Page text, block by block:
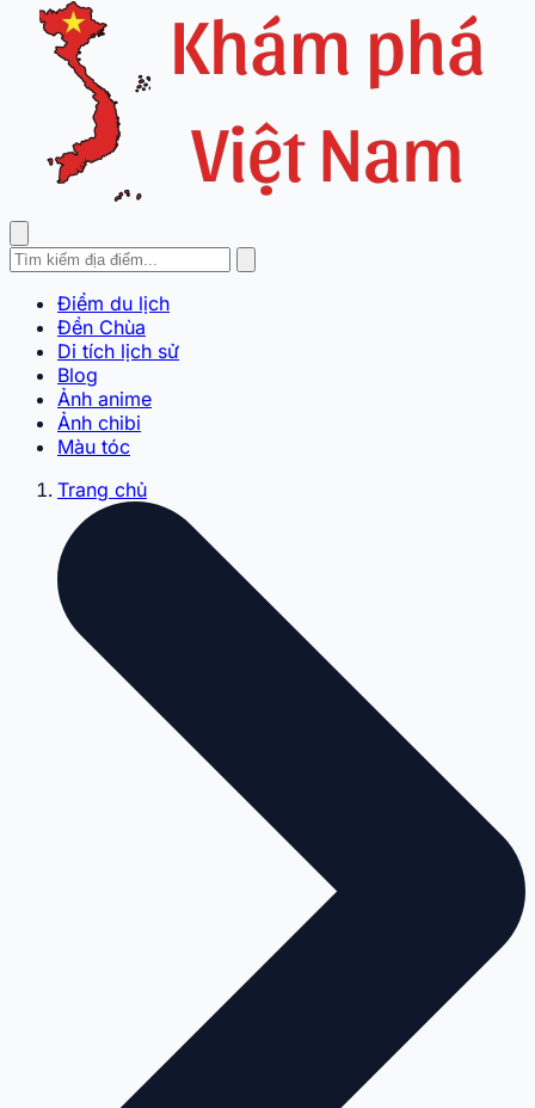
Điểm du lịch
Đền Chùa
Di tích lịch sử
Blog
Ảnh anime
Ảnh chibi
Màu tóc
Trang chủ